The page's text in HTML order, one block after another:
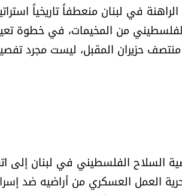
في لبنان منعطفاً تاريخياً
من المخيمات، في خطوة
منتصف حزيران المقبل، ليست مجرد
العمل العسكري من أراضيه ضد